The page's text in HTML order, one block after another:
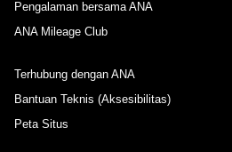
Pengalaman bersama ANA
ANA Mileage Club
Terhubung dengan ANA
Bantuan Teknis (Aksesibilitas)
Peta Situs